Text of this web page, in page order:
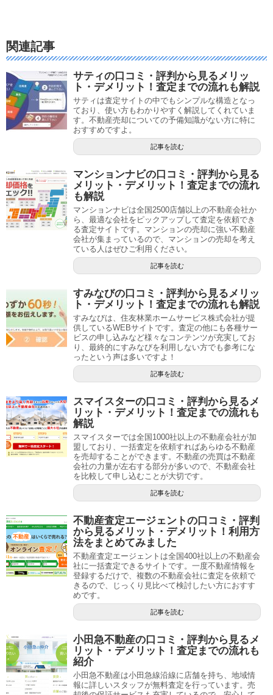
関連記事
サティの口コミ・評判から見るメリッ
ト・デメリット！査定までの流れも解説
サティは査定サイトの中でもシンプルな構造となっ
ており、使い方もわかりやすく解説してくれていま
す。不動産売却についての予備知識がない方に特に
おすすめですよ。
記事を読む
マンションナビの口コミ・評判から見る
メリット・デメリット！査定までの流れ
も解説
マンションナビは全国2500店舗以上の不動産会社か
ら、最適な会社をピックアップして査定を依頼でき
る査定サイトです。マンションの売却に強い不動産
会社が集まっているので、マンションの売却を考え
ている人はぜひご利用ください。
記事を読む
すみなびの口コミ・評判から見るメリッ
ト・デメリット！査定までの流れも解説
すみなびは、住友林業ホームサービス株式会社が提
供しているWEBサイトです。査定の他にも各種サー
ビスの申し込みなど様々なコンテンツが充実してお
り、最終的にすみなびを利用しない方でも参考にな
ったという声は多いですよ！
記事を読む
スマイスターの口コミ・評判から見るメ
リット・デメリット！査定までの流れも
解説
スマイスターでは全国1000社以上の不動産会社が加
盟しており、一括査定を依頼すればあらゆる不動産
を売却することができます。不動産の売買は不動産
会社の力量が左右する部分が多いので、不動産会社
を比較して申し込むことが大切です。
記事を読む
不動産査定エージェントの口コミ・評判
から見るメリット・デメリット！利用方
法をまとめてみました
不動産査定エージェントは全国400社以上の不動産会
社に一括査定できるサイトです。一度不動産情報を
登録するだけで、複数の不動産会社に査定を依頼で
きるので、じっくり見比べて検討したい方におすす
めです。
記事を読む
小田急不動産の口コミ・評判から見るメ
リット・デメリット！査定までの流れも
紹介
小田急不動産は小田急線沿線に店舗を持ち、地域情
報に詳しいスタッフが無料査定を行っています。売